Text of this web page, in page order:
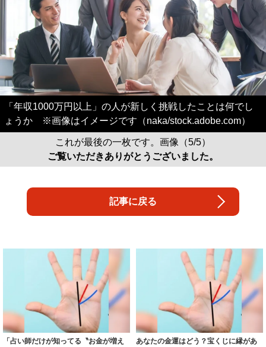
「年収1000万円以上」の人が新しく挑戦したことは何でし
ょうか ※画像はイメージです（naka/stock.adobe.com）
これが最後の一枚です。画像（5/5）
ご覧いただきありがとうございました。
記事に戻る
「占い師だけが知ってる〝お金が増え
あなたの金運はどう？宝くじに縁があ